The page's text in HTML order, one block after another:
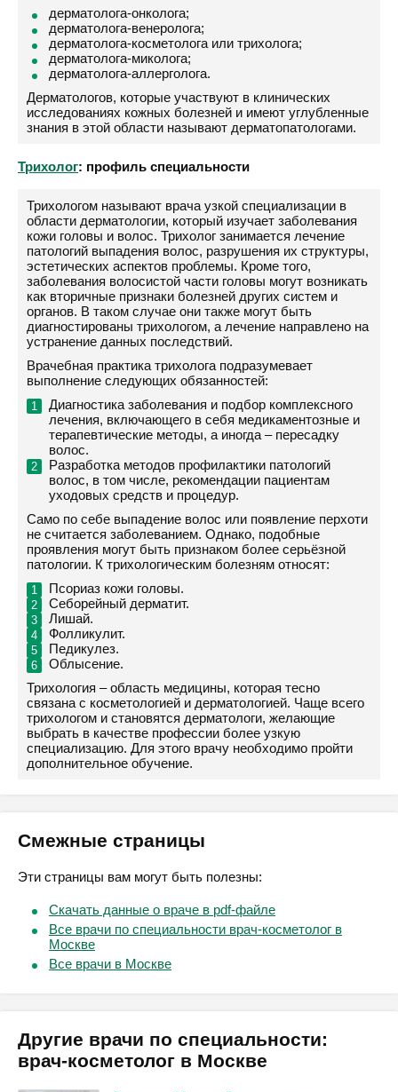
дерматолога-онколога;
дерматолога-венеролога;
дерматолога-косметолога или трихолога;
дерматолога-миколога;
дерматолога-аллерголога.
Дерматологов, которые участвуют в клинических
исследованиях кожных болезней и имеют углубленные
знания в этой области называют дерматопатологами.
Трихолог: профиль специальности
Трихологом называют врача узкой специализации в
области дерматологии, который изучает заболевания
кожи головы и волос. Трихолог занимается лечение
патологий выпадения волос, разрушения их структуры,
эстетических аспектов проблемы. Кроме того,
заболевания волосистой части головы могут возникать
как вторичные признаки болезней других систем и
органов. В таком случае они также могут быть
диагностированы трихологом, а лечение направлено на
устранение данных последствий.
Врачебная практика трихолога подразумевает
выполнение следующих обязанностей:
Диагностика заболевания и подбор комплексного
лечения, включающего в себя медикаментозные и
терапевтические методы, а иногда – пересадку
волос.
Разработка методов профилактики патологий
волос, в том числе, рекомендации пациентам
уходовых средств и процедур.
Само по себе выпадение волос или появление перхоти
не считается заболеванием. Однако, подобные
проявления могут быть признаком более серьёзной
патологии. К трихологическим болезням относят:
Псориаз кожи головы.
Себорейный дерматит.
Лишай.
Фолликулит.
Педикулез.
Облысение.
Трихология – область медицины, которая тесно
связана с косметологией и дерматологией. Чаще всего
трихологом и становятся дерматологи, желающие
выбрать в качестве профессии более узкую
специализацию. Для этого врачу необходимо пройти
дополнительное обучение.
Смежные страницы
Эти страницы вам могут быть полезны:
Скачать данные о враче в pdf-файле
Все врачи по специальности врач-косметолог в
Москве
Все врачи в Москве
Другие врачи по специальности:
врач-косметолог в Москве